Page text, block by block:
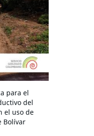
para el
del
el uso de
Bolívar